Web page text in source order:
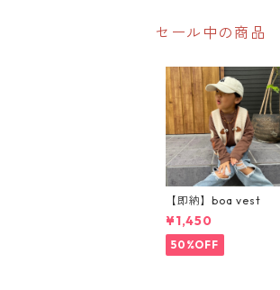
ール
セール中の商品
【即納】boa vest
¥1,450
50%OFF